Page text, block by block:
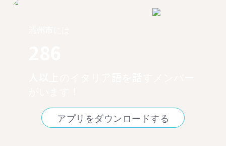
アプリをダウンロードする